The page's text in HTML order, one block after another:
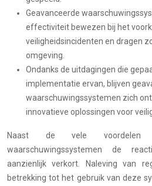
Geavanceerde
effectiviteit bewezen bij het
veiligheidsincidenten en dragen
omgeving.
Ondanks de uitdagingen die
implementatie ervan, blijven
waarschuwingssystemen zich
innovatieve oplossingen voor
Naast de vele voordelen
waarschuwingssystemen de
aanzienlijk verkort. Naleving van
betrekking tot het gebruik van deze